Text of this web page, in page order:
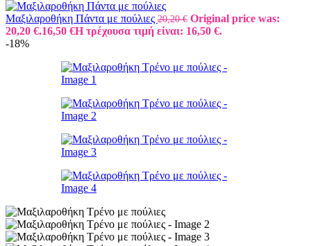
Μαξιλαροθήκη Πάντα με πούλιες 20,20€ Original price was:
20,20 €.16,50 €Η τρέχουσα τιμή είναι: 16,50 €.
-18%